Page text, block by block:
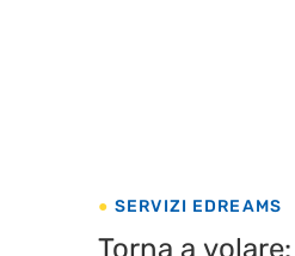
SERVIZI EDREAMS
Torna a volare: